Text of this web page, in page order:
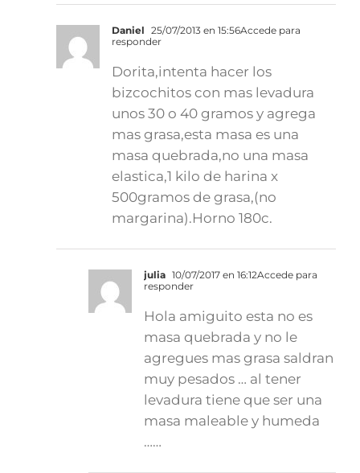
Daniel 25/07/2013 en 15:56Accede para
responder
Dorita,intenta hacer los
bizcochitos con mas levadura
unos 30 o 40 gramos y agrega
mas grasa,esta masa es una
masa quebrada,no una masa
elastica,1 kilo de harina x
500gramos de grasa,(no
margarina).Horno 180c.
julia 10/07/2017 en 16:12Accede para
responder
Hola amiguito esta no es
masa quebrada y no le
agregues mas grasa saldran
muy pesados … al tener
levadura tiene que ser una
masa maleable y humeda
……